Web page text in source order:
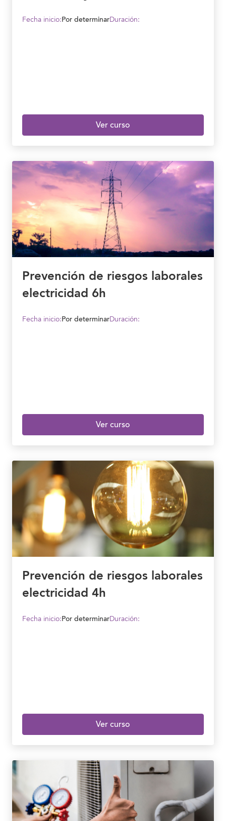
Fecha inicio:Por determinarDuración:
Ver curso
Prevención de riesgos laborales
electricidad 6h
Fecha inicio:Por determinarDuración:
Ver curso
Prevención de riesgos laborales
electricidad 4h
Fecha inicio:Por determinarDuración:
Ver curso